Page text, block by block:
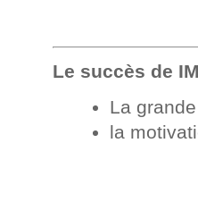
Le succès de
La
la